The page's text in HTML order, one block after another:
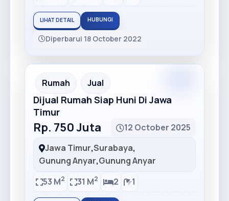
LIHAT DETAIL HUBUNGI
Diperbarui 18 October 2022
Rumah Jual
Dijual Rumah Siap Huni Di Jawa
Timur
Rp. 750 Juta
12 October 2025
Jawa Timur,Surabaya,
Gunung Anyar,Gunung Anyar
53 M2 31 M2 2 1